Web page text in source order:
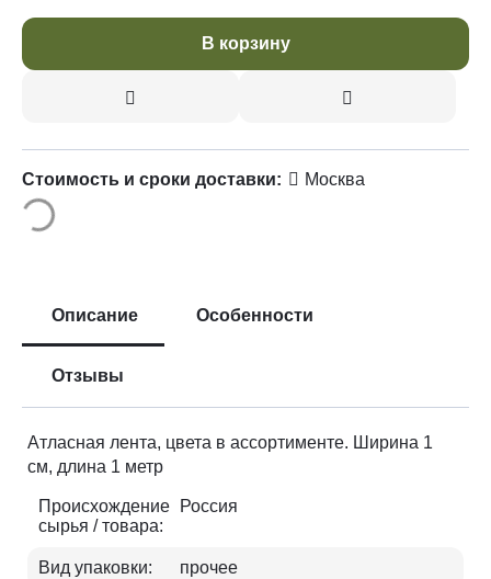
В корзину
Стоимость и сроки доставки: Москва
Описание Особенности
Отзывы
Атласная лента, цвета в ассортименте. Ширина 1
см, длина 1 метр
Происхождение
сырья / товара:
Россия
Вид упаковки: прочее